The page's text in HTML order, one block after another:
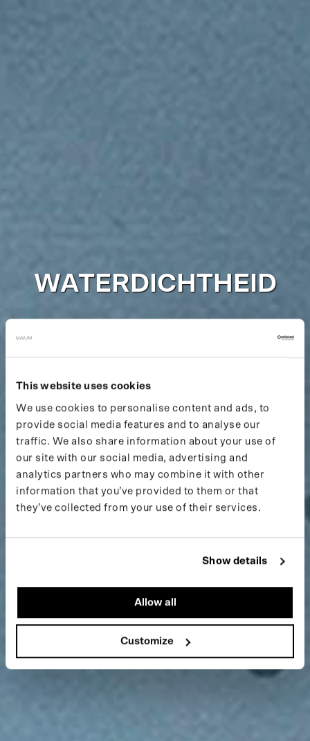
This website uses cookies
We use cookies to personalise content and ads, to
provide social media features and to analyse our
traffic. We also share information about your use of
our site with our social media, advertising and
analytics partners who may combine it with other
information that you’ve provided to them or that
they’ve collected from your use of their services.
Show details
Allow all
Customize
WATERDICHTHEID